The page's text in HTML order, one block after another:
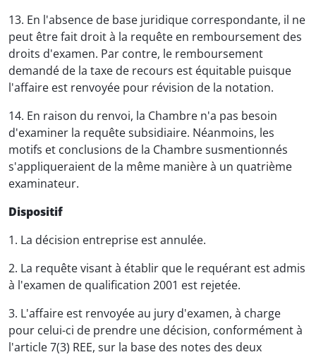
13. En l'absence de base juridique correspondante, il ne
peut être fait droit à la requête en remboursement des
droits d'examen. Par contre, le remboursement
demandé de la taxe de recours est équitable puisque
l'affaire est renvoyée pour révision de la notation.
14. En raison du renvoi, la Chambre n'a pas besoin
d'examiner la requête subsidiaire. Néanmoins, les
motifs et conclusions de la Chambre susmentionnés
s'appliqueraient de la même manière à un quatrième
examinateur.
Dispositif
1. La décision entreprise est annulée.
2. La requête visant à établir que le requérant est admis
à l'examen de qualification 2001 est rejetée.
3. L'affaire est renvoyée au jury d'examen, à charge
pour celui-ci de prendre une décision, conformément à
l'article 7(3) REE, sur la base des notes des deux